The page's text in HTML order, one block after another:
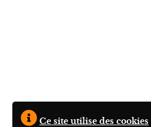
Ce site utilise des cookies